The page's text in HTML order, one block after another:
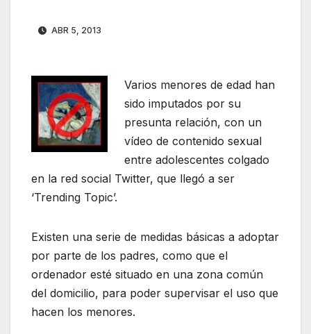
ABR 5, 2013
Varios menores de edad han
sido imputados por su
presunta relación, con un
vídeo de contenido sexual
entre adolescentes colgado
en la red social Twitter, que llegó a ser
‘Trending Topic’.
Existen una serie de medidas básicas a adoptar
por parte de los padres, como que el
ordenador esté situado en una zona común
del domicilio, para poder supervisar el uso que
hacen los menores.